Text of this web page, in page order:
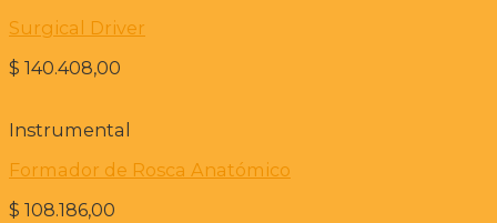
Surgical Driver
$ 140.408,00
Instrumental
Formador de Rosca Anatómico
$ 108.186,00